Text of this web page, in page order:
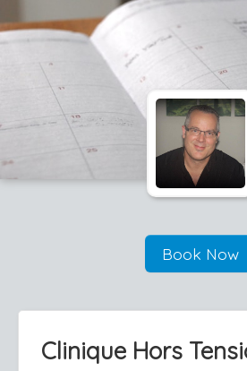
Book Now
Clinique Hors